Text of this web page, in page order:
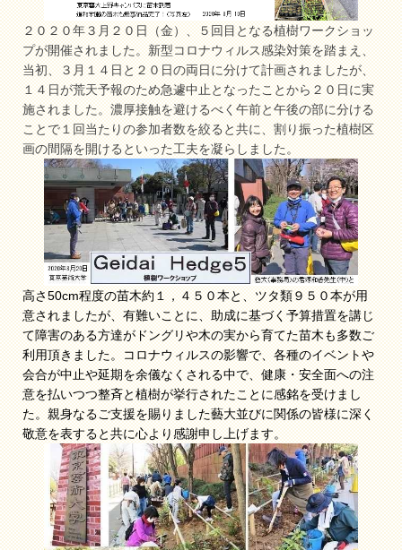
２０２０年３月２０日（金）、５回目となる植樹ワークショッ
プが開催されました。新型コロナウィルス感染対策を踏まえ、
当初、３月１４日と２０日の両日に分けて計画されましたが、
１４日が荒天予報のため急遽中止となったことから２０日に実
施されました。濃厚接触を避けるべく午前と午後の部に分ける
ことで１回当たりの参加者数を絞ると共に、割り振った植樹区
画の間隔を開けるといった工夫を凝らしました。
高さ50cm程度の苗木約１，４５０本と、ツタ類９５０本が用
意されましたが、有難いことに、助成に基づく予算措置を講じ
て障害のある方達がドングリや木の実から育てた苗木も多数ご
利用頂きました。コロナウィルスの影響で、各種のイベントや
会合が中止や延期を余儀なくされる中で、健康・安全面への注
意を払いつつ整斉と植樹が挙行されたことに感銘を受けまし
た。親身なるご支援を賜りました藝大並びに関係の皆様に深く
敬意を表すると共に心より感謝申し上げます。